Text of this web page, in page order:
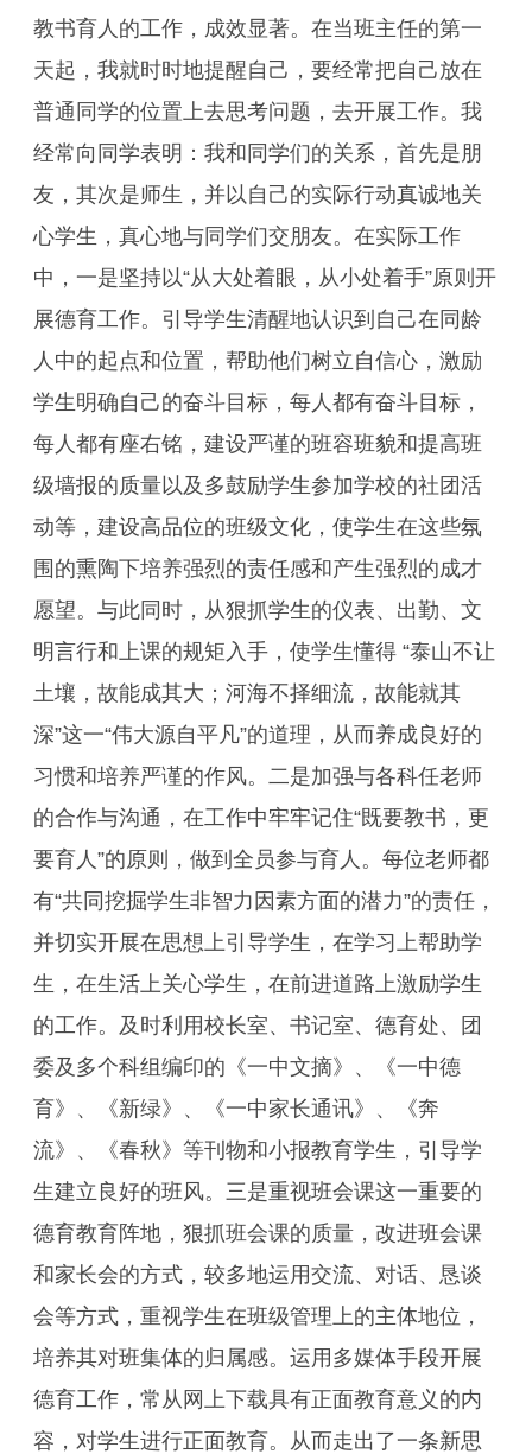
教书育人的工作，成效显著。在当班主任的第一
天起，我就时时地提醒自己，要经常把自己放在
普通同学的位置上去思考问题，去开展工作。我
经常向同学表明：我和同学们的关系，首先是朋
友，其次是师生，并以自己的实际行动真诚地关
心学生，真心地与同学们交朋友。在实际工作
中，一是坚持以“从大处着眼，从小处着手”原则开
展德育工作。引导学生清醒地认识到自己在同龄
人中的起点和位置，帮助他们树立自信心，激励
学生明确自己的奋斗目标，每人都有奋斗目标，
每人都有座右铭，建设严谨的班容班貌和提高班
级墙报的质量以及多鼓励学生参加学校的社团活
动等，建设高品位的班级文化，使学生在这些氛
围的熏陶下培养强烈的责任感和产生强烈的成才
愿望。与此同时，从狠抓学生的仪表、出勤、文
明言行和上课的规矩入手，使学生懂得 “泰山不让
土壤，故能成其大；河海不择细流，故能就其
深”这一“伟大源自平凡”的道理，从而养成良好的
习惯和培养严谨的作风。二是加强与各科任老师
的合作与沟通，在工作中牢牢记住“既要教书，更
要育人”的原则，做到全员参与育人。每位老师都
有“共同挖掘学生非智力因素方面的潜力”的责任，
并切实开展在思想上引导学生，在学习上帮助学
生，在生活上关心学生，在前进道路上激励学生
的工作。及时利用校长室、书记室、德育处、团
委及多个科组编印的《一中文摘》、《一中德
育》、《新绿》、《一中家长通讯》、《奔
流》、《春秋》等刊物和小报教育学生，引导学
生建立良好的班风。三是重视班会课这一重要的
德育教育阵地，狠抓班会课的质量，改进班会课
和家长会的方式，较多地运用交流、对话、恳谈
会等方式，重视学生在班级管理上的主体地位，
培养其对班集体的归属感。运用多媒体手段开展
德育工作，常从网上下载具有正面教育意义的内
容，对学生进行正面教育。从而走出了一条新思